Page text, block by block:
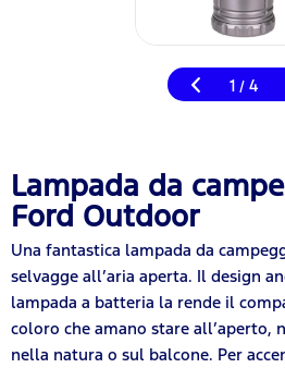
1 / 4
Lampada da
Ford Outdoor
Una fantastica lampada da
selvagge all’aria aperta. Il design
lampada a batteria la rende il
coloro che amano stare all’aperto,
nella natura o sul balcone. Per